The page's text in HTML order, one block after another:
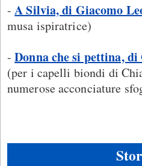
-A Silvia, di Giacomo
musa ispiratrice)
-Donna che si pettina,
(per i capelli biondi di
numerose acconciature